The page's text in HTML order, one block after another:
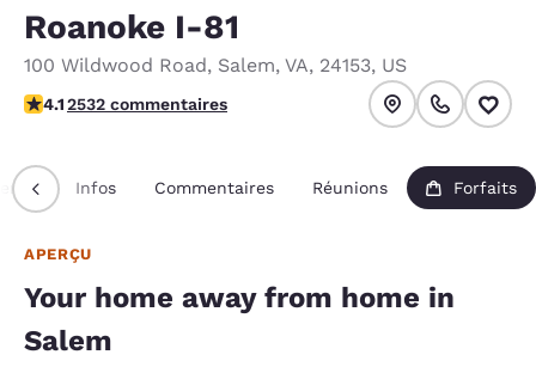
Roanoke I-81
100 Wildwood Road, Salem, VA, 24153, US
4.13 étoiles. Très Bien.
4.12532 commentaires
Infos Commentaires Réunions Forfaits
APERÇU
Your home away from home in
Salem